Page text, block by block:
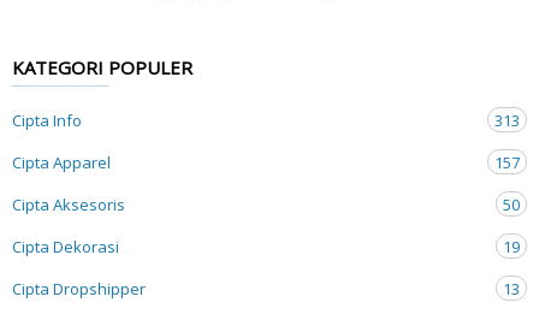
KATEGORI POPULER
Cipta Info
313
Cipta Apparel
157
Cipta Aksesoris
50
Cipta Dekorasi
19
Cipta Dropshipper
13